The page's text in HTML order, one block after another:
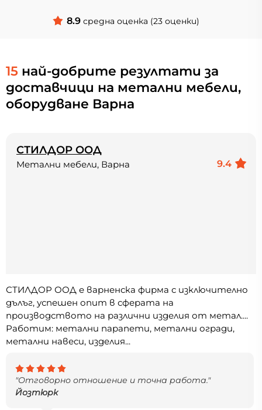
8.9 средна оценка (23 оценки)
15 най-добрите резултати за
доставчици на метални мебели,
оборудване Варна
СТИЛДОР ООД
9.4
Метални мебели, Варна
СТИЛДОР ООД е варненска фирма с изключително
дълъг, успешен опит в сферата на
производството на различни изделия от метал....
Работим: метални парапети, метални огради,
метални навеси, изделия...
"Отговорно отношение и точна работа."
Йозтюрк